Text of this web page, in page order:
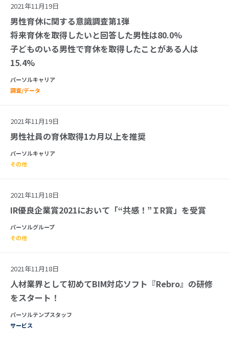
2021年11月19日
男性育休に関する意識調査第1弾
将来育休を取得したいと回答した男性は80.0%
子どものいる男性で育休を取得したことがある人は
15.4%
パーソルキャリア
調査/データ
2021年11月19日
男性社員の育休取得1カ月以上を推奨
パーソルキャリア
その他
2021年11月18日
IR優良企業賞2021において「“共感！”ＩR賞」を受賞
パーソルグループ
その他
2021年11月18日
人材業界として初めてBIM対応ソフト『Rebro』の研修
をスタート！
パーソルテンプスタッフ
サービス